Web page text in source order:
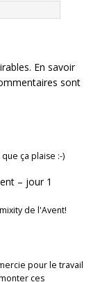
En savoir
sont
ça plaise :-)
– jour 1
de l'Avent!
pour le travail
ces